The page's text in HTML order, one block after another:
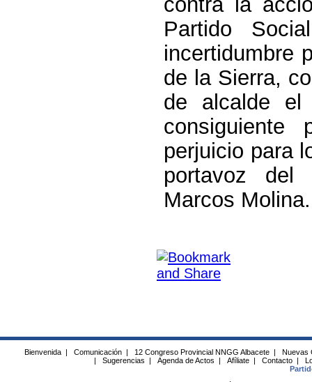
Partido
incertidumbre
de la Sierra,
de alcalde
perjuicio para
portavoz del
Marcos Molina.
Bienvenida | Comunicación | 12 Congreso Provincial NNGG Albacete |
Nuevas
|
Sugerencias | Agenda de Actos | Afíliate | Contacto |